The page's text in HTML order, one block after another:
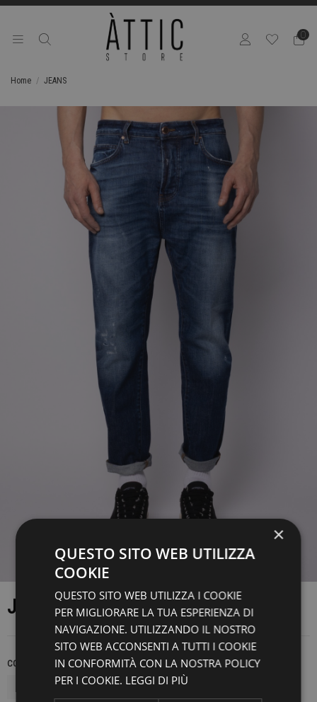
0
Home JEANS
JEANS
COLORE TAGLIE JEANS
×
QUESTO SITO WEB UTILIZZA
COOKIE
QUESTO SITO WEB UTILIZZA I COOKIE
PER MIGLIORARE LA TUA ESPERIENZA DI
NAVIGAZIONE. UTILIZZANDO IL NOSTRO
SITO WEB ACCONSENTI A TUTTI I COOKIE
IN CONFORMITÀ CON LA NOSTRA POLICY
PER I COOKIE. LEGGI DI PIÙ